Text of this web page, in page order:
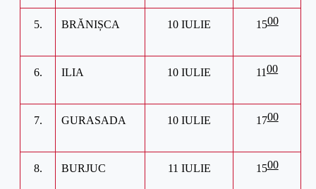
5. BRĂNIȘCA 10 IULIE 1500
6. ILIA 10 IULIE 1100
7. GURASADA 10 IULIE 1700
8. BURJUC 11 IULIE 1500